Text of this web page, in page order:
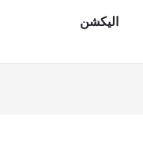
الیکشن